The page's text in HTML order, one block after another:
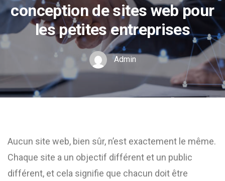
conception de sites web pour
les petites entreprises
Admin
Aucun site web, bien sûr, n’est exactement le même.
Chaque site a un objectif différent et un public
différent, et cela signifie que chacun doit être